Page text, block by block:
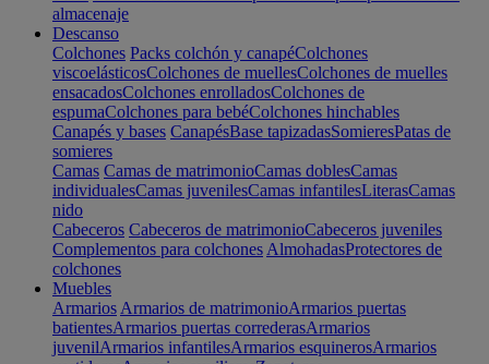
almacenaje
Descanso
Colchones Packs colchón y canapéColchones
viscoelásticosColchones de muellesColchones de muelles
ensacadosColchones enrolladosColchones de
espumaColchones para bebéColchones hinchables
Canapés y bases CanapésBase tapizadasSomieresPatas de
somieres
Camas Camas de matrimonioCamas doblesCamas
individualesCamas juvenilesCamas infantilesLiterasCamas
nido
Cabeceros Cabeceros de matrimonioCabeceros juveniles
Complementos para colchones AlmohadasProtectores de
colchones
Muebles
Armarios Armarios de matrimonioArmarios puertas
batientesArmarios puertas correderasArmarios
juvenilArmarios infantilesArmarios esquinerosArmarios